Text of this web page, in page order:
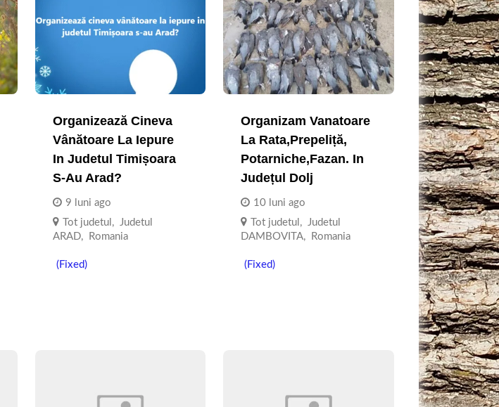
Organizează Cineva
Vânătoare La Iepure
In Judetul Timișoara
S-Au Arad?
9 luni ago
Tot judetul ,
Judetul
ARAD, Romania
(Fixed)
Organizam Vanatoare
La Rata,prepeliță,
Potarniche,fazan. In
Județul Dolj
10 luni ago
Tot judetul ,
Judetul
DAMBOVITA, Romania
(Fixed)